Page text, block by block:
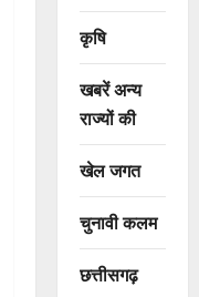
कृषि
खबरें अन्य
राज्यों की
खेल जगत
चुनावी कलम
छत्तीसगढ़